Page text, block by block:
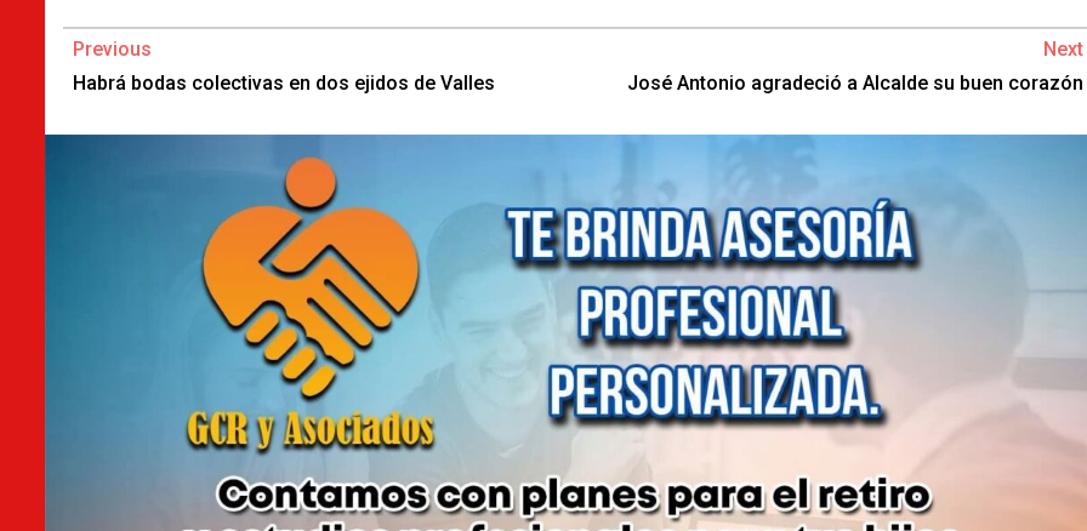
Continue
Reading
Previous
Habrá bodas colectivas en dos ejidos de Valles
Next
José Antonio agradeció a Alcalde su buen corazón